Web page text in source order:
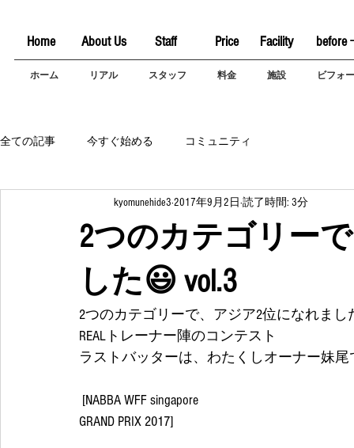
Home About Us Staff Price Facility before
ホーム リアル スタッフ 料金 施設 ビフォ
全ての記事 今すぐ始める コミュニティ
2つのカテゴリー
した😃 vol.3
kyomunehide3 2017年9月2日 読了時間: 3分
2つのカテゴリーで、アジア2位になれまし
REALトレーナー陣のコンテスト
ラストバッターは、わたくしオーナー妹尾
[NABBA WFF singapore
GRAND PRIX 2017]